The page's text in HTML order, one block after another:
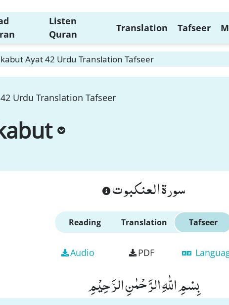
Listen
Quran
Translation Tafseer
Ayat 42 Urdu Translation Tafseer
Urdu Translation Tafseer
سورة العنكبوت
Reading Translation Tafseer
Audio PDF
بِسْمِ اللّٰهِ الرَّحْمٰنِ الرَّحِیْمِ